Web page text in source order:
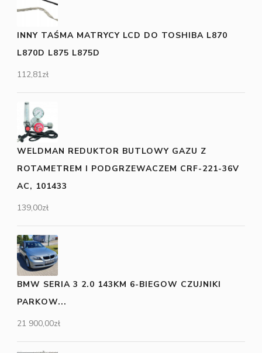
INNY TAŚMA MATRYCY LCD DO TOSHIBA L870
L870D L875 L875D
112,81zł
WELDMAN REDUKTOR BUTLOWY GAZU Z
ROTAMETREM I PODGRZEWACZEM CRF-221-36V
AC, 101433
139,00zł
BMW SERIA 3 2.0 143KM 6-BIEGOW CZUJNIKI
PARKOW...
21 900,00zł